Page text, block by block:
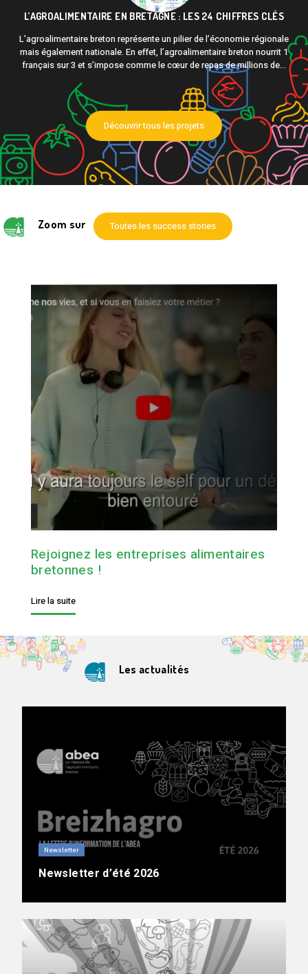
L’AGROALIMENTAIRE EN BRETAGNE : LES 24 CHIFFRES CLÉS
L’agroalimentaire breton représente un pilier de l’économie régionale
mais également nationale. En effet, l’agroalimentaire breton nourrit 1
français sur 3 et s’impose comme le cœur de repas de millions de...
Découvrir tous les projets
Zoom sur Toutes les success stories
Rejoignez les entreprises alimentaires
bretonnes !
Lire la suite
Les actualités
Newsletter
Newsletter d’été 2026